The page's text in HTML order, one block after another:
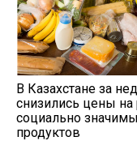
В Казахстане за
снизились цены на
социально
продуктов